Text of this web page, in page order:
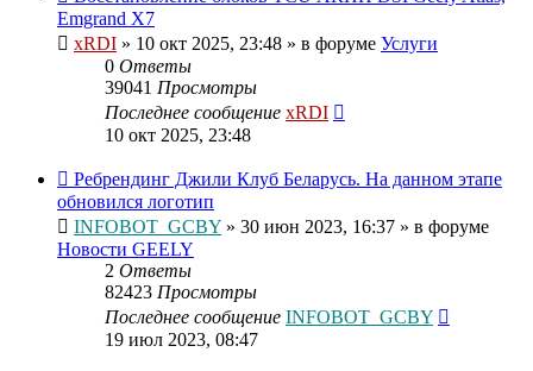
Emgrand X7
xRDI » 10 окт 2025, 23:48 » в форуме Услуги
0 Ответы
39041 Просмотры
Последнее сообщение xRDI
10 окт 2025, 23:48
Ребрендинг Джили Клуб Беларусь. На данном этапе
обновился логотип
INFOBOT_GCBY » 30 июн 2023, 16:37 » в форуме
Новости GEELY
2 Ответы
82423 Просмотры
Последнее сообщение INFOBOT_GCBY
19 июл 2023, 08:47